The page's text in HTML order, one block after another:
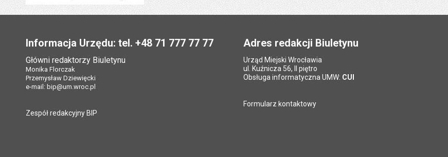
Informacja Urzędu: tel. +48 71 777 77 77
Główni redaktorzy Biuletynu
Monika Florczak
Przemysław Dziewięcki
e-mail: bip@um.wroc.pl
Zespół redakcyjny BIP
Adres redakcji Biuletynu
Urząd Miejski Wrocławia
ul. Kuźnicza 56, II piętro
Obsługa informatyczna UMW: CUI
Formularz kontaktowy